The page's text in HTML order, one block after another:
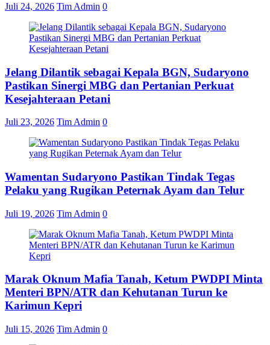
Juli 24, 2026 Tim Admin 0
Jelang Dilantik sebagai Kepala BGN, Sudaryono
Pastikan Sinergi MBG dan Pertanian Perkuat
Kesejahteraan Petani
Juli 23, 2026 Tim Admin 0
Wamentan Sudaryono Pastikan Tindak Tegas
Pelaku yang Rugikan Peternak Ayam dan Telur
Juli 19, 2026 Tim Admin 0
Marak Oknum Mafia Tanah, Ketum PWDPI Minta
Menteri BPN/ATR dan Kehutanan Turun ke
Karimun Kepri
Juli 15, 2026 Tim Admin 0